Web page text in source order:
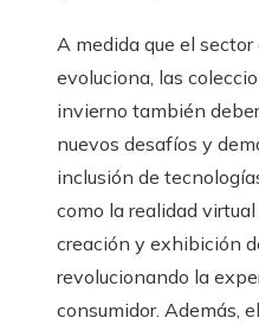
A medida que el sector
evoluciona, las
invierno también
nuevos desafíos y
inclusión de
como la realidad
creación y exhibición
revolucionando la
consumidor. Además,